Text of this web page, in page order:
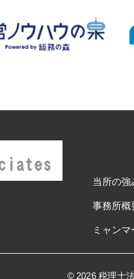
当所の強
事務所概
ミャン
© 2026 税理士